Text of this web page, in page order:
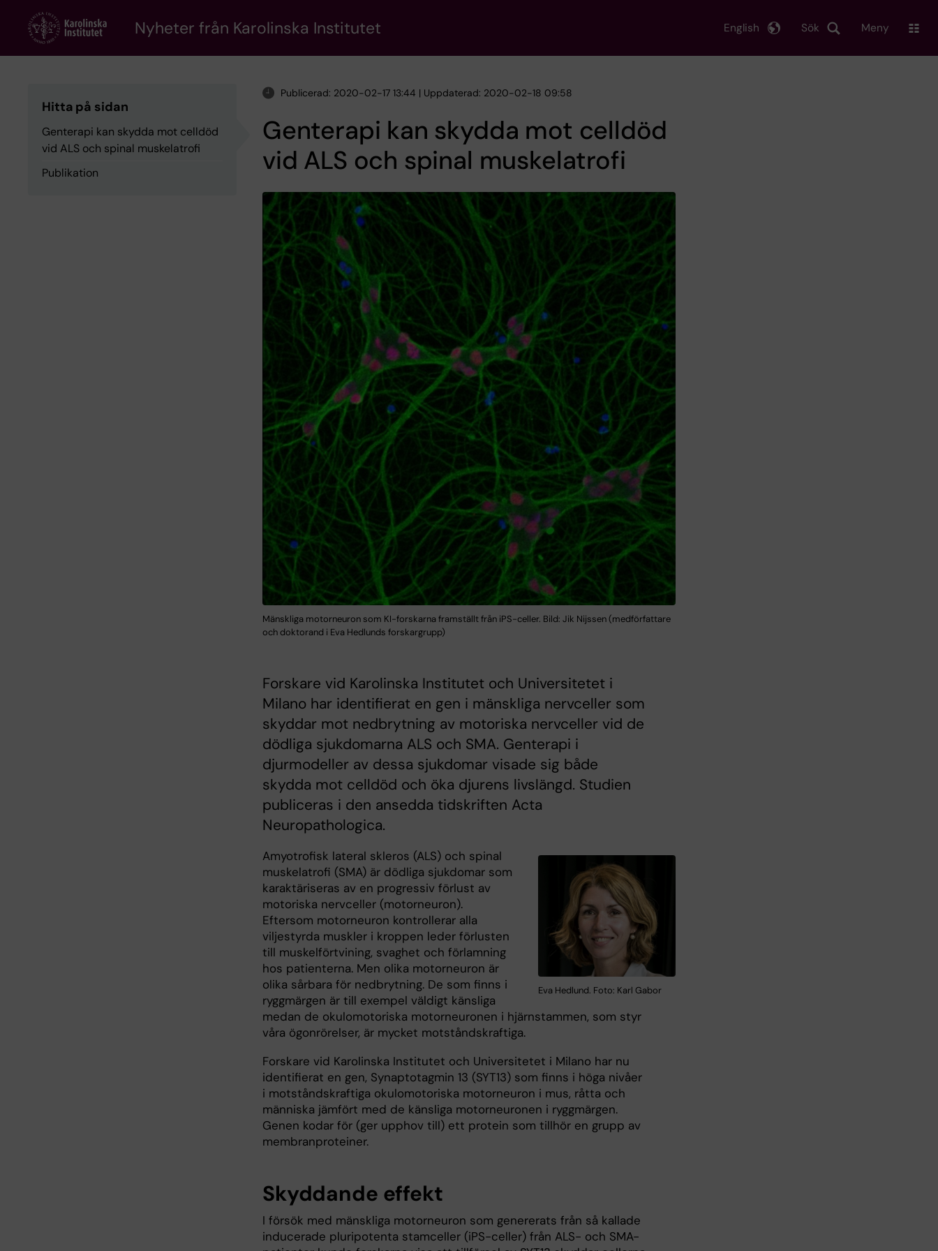
content
Nyheter från Karolinska Institutet Sök
English Meny
Hitta på sidan
Genterapi kan skydda mot celldöd
vid ALS och spinal muskelatrofi
Publikation
Publicerad: 2020-02-17 13:44 | Uppdaterad: 2020-02-18 09:58
Genterapi kan skydda mot celldöd
vid ALS och spinal muskelatrofi
Mänskliga motorneuron som KI-forskarna framställt från iPS-celler. Bild: Jik Nijssen (medförfattare
och doktorand i Eva Hedlunds forskargrupp)
Forskare vid Karolinska Institutet och Universitetet i
Milano har identifierat en gen i mänskliga nervceller som
skyddar mot nedbrytning av motoriska nervceller vid de
dödliga sjukdomarna ALS och SMA. Genterapi i
djurmodeller av dessa sjukdomar visade sig både
skydda mot celldöd och öka djurens livslängd. Studien
publiceras i den ansedda tidskriften Acta
Neuropathologica.
Eva Hedlund. Foto: Karl Gabor
Amyotrofisk lateral skleros (ALS) och spinal
muskelatrofi (SMA) är dödliga sjukdomar som
karaktäriseras av en progressiv förlust av
motoriska nervceller (motorneuron).
Eftersom motorneuron kontrollerar alla
viljestyrda muskler i kroppen leder förlusten
till muskelförtvining, svaghet och förlamning
hos patienterna. Men olika motorneuron är
olika sårbara för nedbrytning. De som finns i
ryggmärgen är till exempel väldigt känsliga
medan de okulomotoriska motorneuronen i hjärnstammen, som styr
våra ögonrörelser, är mycket motståndskraftiga.
Forskare vid Karolinska Institutet och Universitetet i Milano har nu
identifierat en gen, Synaptotagmin 13 (SYT13) som finns i höga nivåer
i motståndskraftiga okulomotoriska motorneuron i mus, råtta och
människa jämfört med de känsliga motorneuronen i ryggmärgen.
Genen kodar för (ger upphov till) ett protein som tillhör en grupp av
membranproteiner.
Skyddande effekt
I försök med mänskliga motorneuron som genererats från så kallade
inducerade pluripotenta stamceller (iPS-celler) från ALS- och SMA-